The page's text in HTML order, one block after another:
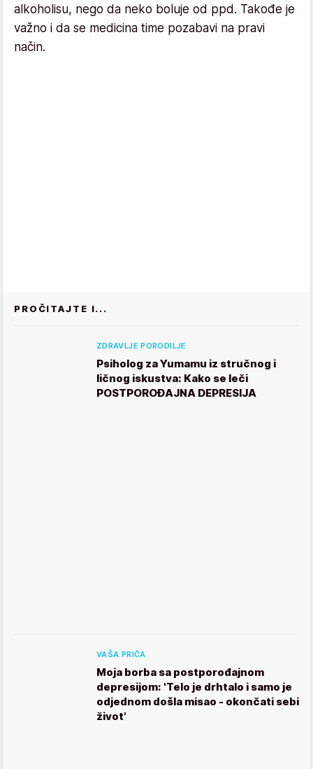
alkoholisu, nego da neko boluje od ppd. Takođe je
važno i da se medicina time pozabavi na pravi
način.
PROČITAJTE I...
ZDRAVLJE PORODILJE
Psiholog za Yumamu iz stručnog i
ličnog iskustva: Kako se leči
POSTPOROĐAJNA DEPRESIJA
VAŠA PRIČA
Moja borba sa postporođajnom
depresijom: 'Telo je drhtalo i samo je
odjednom došla misao - okončati sebi
život'